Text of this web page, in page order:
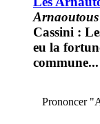
Arnaoutous
Cassini :
eu la
commune...
Prononcer